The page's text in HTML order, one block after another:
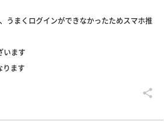
うまくログインができなかったためスマホ推
います
ます